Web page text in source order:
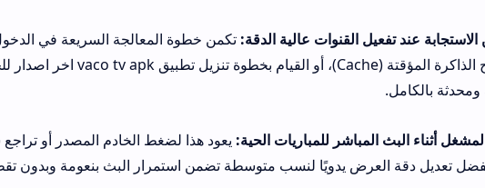
القنوات عالية الدقة:تكمن خطوة المعالجة السريعة في الدخول
لإعدادات التطبيق ومسح الذاكرة المؤقتة (Cache)، أو القيام بخطوة تنزيل تطبيق vaco tv apk اخر اصدار للحصول
للمباريات الحية: يعود هذا لضغط الخادم المصدر أو تراجع سرعة
العرض يدويًا لنسب متوسطة تضمن استمرار البث بنعومة وبدون تقطيع